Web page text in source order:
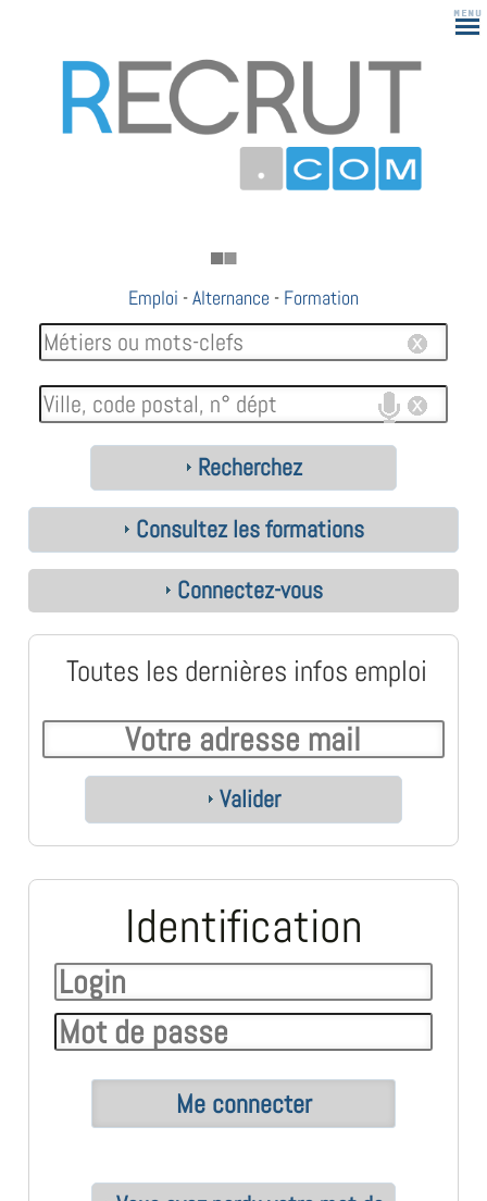
Emploi -Alternance - Formation
Recherchez
Consultez les formations
Connectez-vous
Toutes les dernières infos emploi
Valider
Identification